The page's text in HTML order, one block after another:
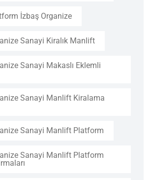
İzbaş Organize
Sanayi Kiralık Manlift
Sanayi Makaslı Eklemli
Sanayi Manlift Kiralama
Sanayi Manlift Platform
Sanayi Manlift Platform